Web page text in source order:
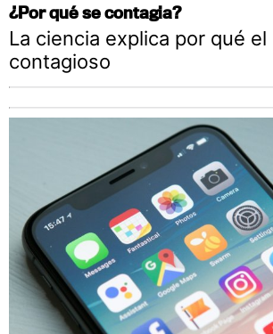
¿Por qué se contagia?
La ciencia explica por qué
contagioso